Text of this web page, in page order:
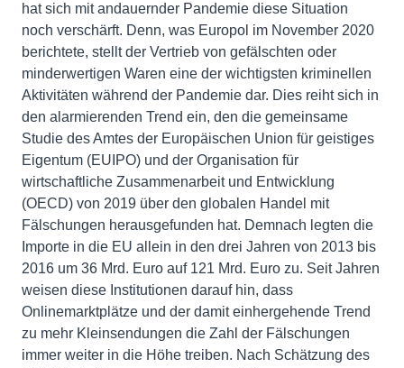
hat sich mit andauernder Pandemie diese Situation
noch verschärft. Denn, was Europol im November 2020
berichtete, stellt der Vertrieb von gefälschten oder
minderwertigen Waren eine der wichtigsten kriminellen
Aktivitäten während der Pandemie dar. Dies reiht sich in
den alarmierenden Trend ein, den die gemeinsame
Studie des Amtes der Europäischen Union für geistiges
Eigentum (EUIPO) und der Organisation für
wirtschaftliche Zusammenarbeit und Entwicklung
(OECD) von 2019 über den globalen Handel mit
Fälschungen herausgefunden hat. Demnach legten die
Importe in die EU allein in den drei Jahren von 2013 bis
2016 um 36 Mrd. Euro auf 121 Mrd. Euro zu. Seit Jahren
weisen diese Institutionen darauf hin, dass
Onlinemarktplätze und der damit einhergehende Trend
zu mehr Kleinsendungen die Zahl der Fälschungen
immer weiter in die Höhe treiben. Nach Schätzung des